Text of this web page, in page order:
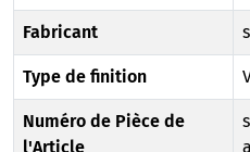
Fabricant
Type de finition
Numéro de Pièce de
l'Article